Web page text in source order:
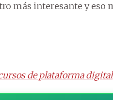
más interesante y eso
de plataforma digital